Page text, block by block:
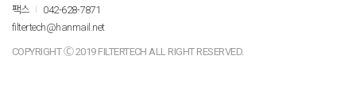
팩스
042-628-7871
filtertech@hanmail.net
COPYRIGHT Ⓒ 2019 FILTERTECH ALL RIGHT RESERVED.